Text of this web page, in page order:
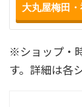
大丸屋梅田
※ショップ・
す。詳細は各